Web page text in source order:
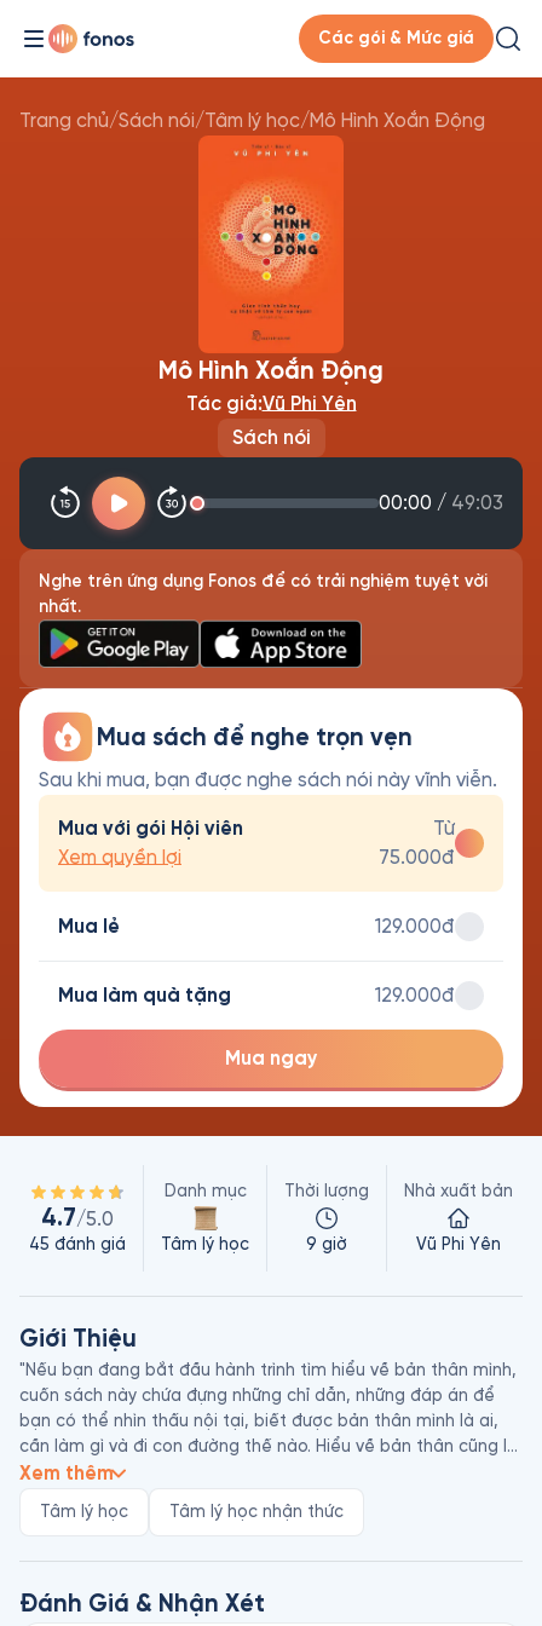
Các gói & Mức giá
Trang chủ/Sách nói/Tâm lý học/Mô Hình Xoắn Động
Sách nói
Mô Hình Xoắn Động
Tác giả:Vũ Phi Yên
00:00 / 49:03
Nghe trên ứng dụng Fonos để có trải nghiệm tuyệt vời
nhất.
Mua sách để nghe trọn vẹn
Sau khi mua, bạn được nghe sách nói này vĩnh viễn.
Mua với gói Hội viên
Xem quyền lợi
Từ
75.000đ
Mua lẻ 129.000đ
Mua làm quà tặng 129.000đ
Mua ngay
4.7/5.0
45 đánh giá
Danh mục
Tâm lý học
Thời lượng
9 giờ
Nhà xuất bản
Vũ Phi Yên
Giới Thiệu
"Nếu bạn đang bắt đầu hành trình tìm hiểu về bản thân mình,
cuốn sách này chứa đựng những chỉ dẫn, những đáp án để
bạn có thể nhìn thấu nội tại, biết được bản thân mình là ai,
cần làm gì và đi con đường thế nào. Hiểu về bản thân cũng là
cách để chúng ta hiểu về mọi người xung quanh, có cái nhìn
mình.
hoàn cảnh ấy làm thế này, người kia lại làm thế khác? Vì sao
Xem thêm
Tâm lý học Tâm lý học nhận thức
Đánh Giá & Nhận Xét